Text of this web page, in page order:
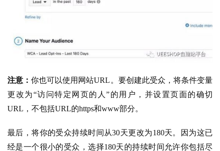
注意：你也可以使用网站URL。要创建此受众，将条件变量
更改为“访问特定网页的人”的用户，并设置页面的确切
URL，不包括URL的https和www部分。
最后，将你的受众持续时间从30天更改为180天。因为这已
经是一个很小的受众，选择180天的持续时间允许你包括尽